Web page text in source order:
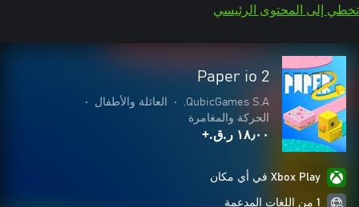
تخطي إلى المحتوى الرئيسي
Paper io 2
QubicGames S.A.
• العائلة والأطفال
•
الحركة والمغامرة
١٨٫٠٠ ر.ق.‏+
Xbox Play في أي مكان
1 من اللغات المدعمة